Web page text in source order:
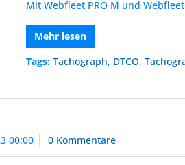
Mit Webfleet PRO M und
Mehr lesen
Tags: Tachograph, DTCO,
00:00 0 Kommentare